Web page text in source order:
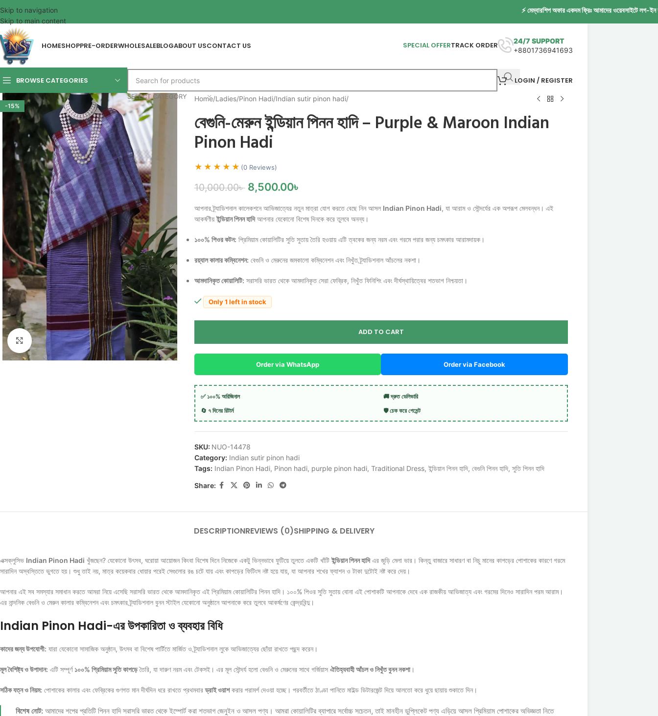
⚡ মেম্বারশিপ অফার একদম ফ্রিঃ আমাদের ওয়েবসাইটে লগ-ইন করুন
Skip to navigation
Skip to main content
HOMESHOPPRE-ORDERWHOLESALEBLOGABOUT USCONTACT US SPECIAL OFFERTRACK ORDER
24/7 SUPPORT
+8801736941693
BROWSE CATEGORIES
SELECT CATEGORY
LOGIN / REGISTER
-15%
Click to enlarge
Home/Ladies/Pinon Hadi/Indian sutir pinon hadi/
বেগুনি-মেরুন ইন্ডিয়ান পিনন হাদি – Purple & Maroon Indian
Pinon Hadi
★★★★★ (0 Reviews)
10,000.00৳ 8,500.00৳
আপনার ট্র্যাডিশনাল কালেকশনে আভিজাত্যের নতুন মাত্রা যোগ করতে বেছে নিন আসল Indian Pinon Hadi, যা আরাম ও সৌন্দর্যের এক অপরূপ মেলবন্ধন। এই
আকর্ষণীয় ইন্ডিয়ান পিনন হাদিআপনার যেকোনো বিশেষ দিনকে করে তুলবে অনন্য।
১০০% পিওর কটন: প্রিমিয়াম কোয়ালিটির সুতি সুতায় তৈরি হওয়ায় এটি ত্বকের জন্য নরম এবং গরমে পরার জন্য চমৎকার আরামদায়ক।
রয়্যাল কালার কম্বিনেশন: বেগুনি ও মেরুনের জমকালো কম্বিনেশন এবং নিখুঁত ট্র্যাডিশনাল আঁচলের নকশা।
আমদানিকৃত কোয়ালিটি: সরাসরি ভারত থেকে আমদানিকৃত সেরা ফেব্রিক, নিখুঁত ফিনিশিং এবং দীর্ঘস্থায়িত্বের শতভাগ নিশ্চয়তা।
Only 1 left in stock
ADD TO CART
Order via WhatsApp Order via Facebook
✅ ১০০% অরিজিনাল
🚚 দ্রুত ডেলিভারি
🔄 ৭ দিনের রিটার্ন
🛡️ চেক করে পেমেন্ট
SKU: NUO-14478
Category: Indian sutir pinon hadi
Tags: Indian Pinon Hadi, Pinon hadi, purple pinon hadi, Traditional Dress, ইন্ডিয়ান পিনন হাদি, বেগুনি পিনন হাদি, সুতি পিনন হাদি
Share:
DESCRIPTIONREVIEWS (0)SHIPPING & DELIVERY
এক্সক্লুসিভ Indian Pinon Hadi খুঁজছেন? যেকোনো উৎসব, ঘরোয়া আয়োজন কিংবা বিশেষ দিনে নিজেকে একটু ভিন্নভাবে ফুটিয়ে তুলতে একটি খাঁটি ইন্ডিয়ান পিনন হাদিএর জুড়ি মেলা ভার। কিন্তু বাজারে সাধারণ বা নিচু মানের কাপড়ের পোশাকের কারণে গরমে
সারাদিন অস্বস্তিতে ভুগতে হয়। শুধু তাই নয়, মাত্র কয়েকবার ধোয়ার পরেই সেগুলোর রঙ চটে যায় এবং কাপড়ের ফিটিংস নষ্ট হয়ে যায়, যা আপনার শখের ফ্যাশন ও টাকা দুটোই নষ্ট করে দেয়।
আপনার এই সব সমস্যার সমাধান করতে আমরা নিয়ে এসেছি সরাসরি ভারত থেকে আমদানিকৃত এই প্রিমিয়াম কোয়ালিটির পিনন হাদি। ১০০% পিওর সুতি সুতায় বোনা এই পোশাকটি আপনাকে দেবে এক রাজকীয় আভিজাত্য এবং গরমের দিনেও সারাদিন পরম আরাম।
এর নান্দনিক বেগুনি ও মেরুন কালার কম্বিনেশন এবং চমৎকার ট্র্যাডিশনাল বুনন স্টাইল যেকোনো অনুষ্ঠানে আপনাকে করে তুলবে আকর্ষণের কেন্দ্রবিন্দু।
Indian Pinon Hadi-এর উপকারিতা ও ব্যবহার বিধি
কাদের জন্য উপযোগী: যারা যেকোনো সামাজিক অনুষ্ঠান, উৎসব বা বিশেষ পার্টিতে মার্জিত ও ট্র্যাডিশনাল লুকে আভিজাত্যের ছোঁয়া রাখতে পছন্দ করেন।
মূল বৈশিষ্ট্য ও উপাদান: এটি সম্পূর্ণ ১০০% প্রিমিয়াম সুতি কাপড়েতৈরি, যা দারুণ নরম এবং টেকসই। এর মূল সৌন্দর্য হলো বেগুনি ও মেরুনের সাথে গর্জিয়াস ঐতিহ্যবাহী আঁচল ও নিখুঁত বুনন নকশা।
সঠিক যত্ন ও নিয়ম: পোশাকের কালার এবং ফেব্রিকের গুণগত মান দীর্ঘদিন ধরে রাখতে প্রথমবারড্রাই ওয়াশকরার পরামর্শ দেওয়া হচ্ছে। পরবর্তীতে ঠাণ্ডা পানিতে মাইল্ড ডিটারজেন্ট দিয়ে আলতো করে ধুয়ে ছায়ায় শুকাতে দিন।
বিশেষ নোট: আমাদের শপের প্রতিটি পিনন হাদি সরাসরি ভারত থেকে ইম্পোর্ট করা শতভাগ জেনুইন ও আসল পণ্য। আমরা কোয়ালিটির ব্যাপারে সর্বোচ্চ সচেতন, তাই মানহীন ডুপ্লিকেট পণ্য এড়িয়ে আসল প্রিমিয়াম পোশাকের অভিজ্ঞতা নিতে